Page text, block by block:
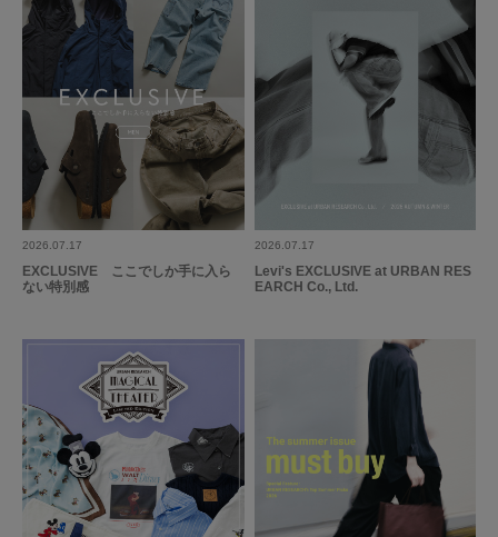
2026.07.17
EXCLUSIVE ここでしか手に入ら
ない特別感
2026.07.17
Levi's EXCLUSIVE at URBAN RES
EARCH Co., Ltd.